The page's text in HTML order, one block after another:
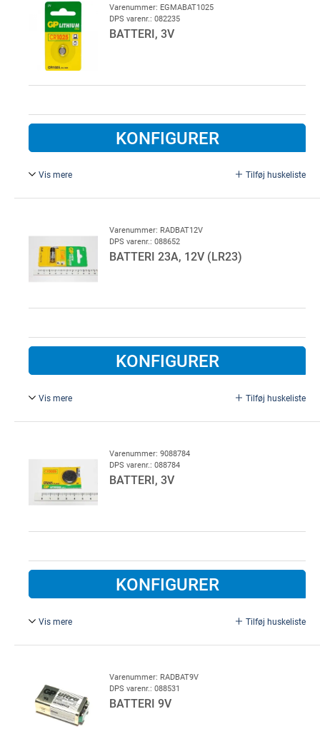
Varenummer: EGMABAT1025
DPS varenr.: 082235
BATTERI, 3V
KONFIGURER
Vis mere Tilføj huskeliste
MARANTEC batteri for microhåndsender DIGITAL 313
Varenummer: RADBAT12V
DPS varenr.: 088652
BATTERI 23A, 12V (LR23)
KONFIGURER
Vis mere Tilføj huskeliste
Til Liftmaster fjernbetjening.
Varenummer: 9088784
DPS varenr.: 088784
BATTERI, 3V
KONFIGURER
Vis mere Tilføj huskeliste
Varenummer: RADBAT9V
DPS varenr.: 088531
BATTERI 9V